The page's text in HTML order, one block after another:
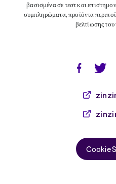
βασισμένα σε τεστ και
συμπληρώματα, προϊόντα
βελτίωσης
Cookie